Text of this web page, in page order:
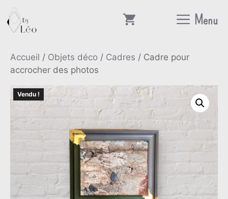
Aller
au
contenu
Menu
Accueil / Objets déco / Cadres / Cadre pour
accrocher des photos
Vendu !